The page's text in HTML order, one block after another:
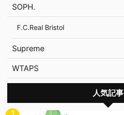
SOPH.
F.C.Real Bristol
Supreme
WTAPS
人気記事